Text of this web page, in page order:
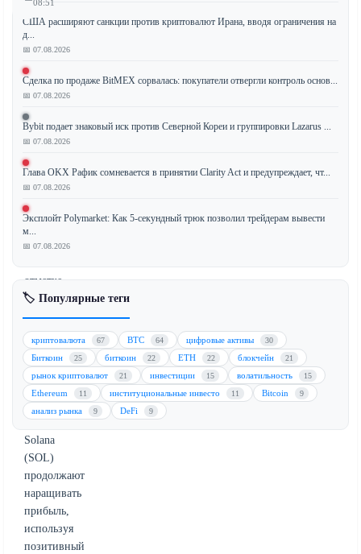
08:51
Рынок
криптовалют
бычий
подъем,
поскольку
шорт-
сквиз
подталкивает
биткоин
(BTC)
отметке
$62,000.
В
то
же
время
Ether
(ETH)
Solana
(SOL)
продолжают
наращивать
прибыль,
используя
позитивный
США расширяют санкции против криптовалют Ирана, вводя ограничения на
д...
📅 07.08.2026
Сделка по продаже BitMEX сорвалась: покупатели отвергли контроль основ...
📅 07.08.2026
Bybit подает знаковый иск против Северной Кореи и группировки Lazarus ...
📅 07.08.2026
Глава OKX Рафик сомневается в принятии Clarity Act и предупреждает, чт...
📅 07.08.2026
Эксплойт Polymarket: Как 5-секундный трюк позволил трейдерам вывести
м...
📅 07.08.2026
🏷️ Популярные теги
криптовалюта 67 BTC 64 цифровые активы 30
Биткоин 25 биткоин 22 ETH 22 блокчейн 21
рынок криптовалют 21 инвестиции 15 волатильность 15
Ethereum 11 институциональные инвесто 11 Bitcoin 9
анализ рынка 9 DeFi 9